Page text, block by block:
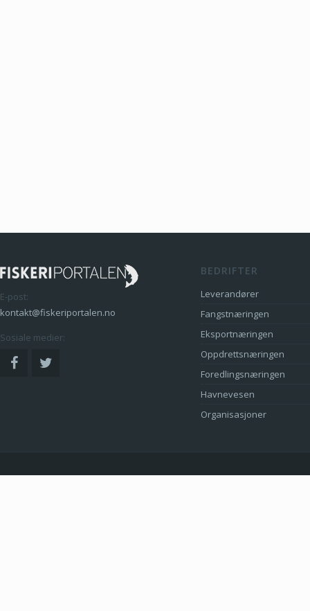
E-post:
kontakt@fiskeriportalen.no
Sosiale medier:
BEDRIFTER
Leverandører
Fangstnæringen
Eksportnæringen
Oppdrettsnæringen
Foredlingsnæringen
Havnevesen
Organisasjoner